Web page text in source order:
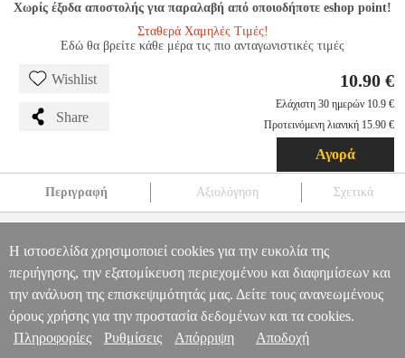
Χωρίς έξοδα αποστολής για παραλαβή από οποιοδήποτε eshop point!
Σταθερά Χαμηλές Τιμές!
Εδώ θα βρείτε κάθε μέρα τις πιο ανταγωνιστικές τιμές
Wishlist
Share
10.90 €
Ελάχιστη 30 ημερών 10.9 €
Προτεινόμενη λιανική 15.90 €
Αγορά
Περιγραφή Αξιολόγηση Σχετικά
HD 4K 1.5MBLACK PER.942020 PER.942020 HAMA
CONVERTERS
HAMA 200717 CABLE USB TYPE-C -
DISPLAYPORT ULTRA HD 4K 1.5MBLACK
10.90
Πληροφορίες & Υπηρεσίες >
Η ιστοσελίδα χρησιμοποιεί cookies για την ευκολία της
περιήγησης, την εξατομίκευση περιεχομένου και διαφημίσεων και
την ανάλυση της επισκεψιμότητάς μας. Δείτε τους ανανεωμένους
όρους χρήσης για την προστασία δεδομένων και τα cookies.
Πληροφορίες
Ρυθμίσεις Απόρριψη Αποδοχή